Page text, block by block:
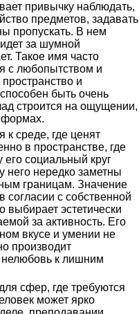
привычку наблюдать,
предметов, задавать
пропускать. В нем
за шумной
Такое имя часто
с любопытством и
и
быть очень
строится на ощущении,
формах.
к среде, где ценят
в пространстве, где
социальный круг
него нередко заметны
границам. Значение
согласии с собственной
эстетически
за активность. Его
вкусе и умении не
производит
нелюбовь к лишним
сфер, где требуются
может ярко